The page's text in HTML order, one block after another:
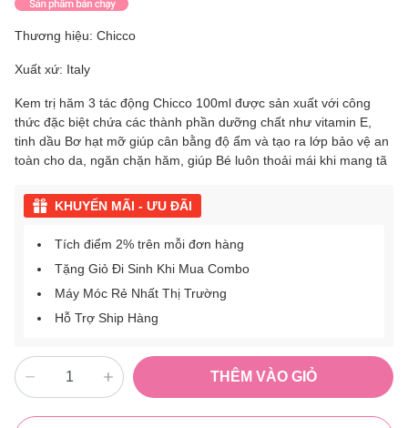
Thương hiệu: Chicco
Xuất xứ: Italy
Kem trị hăm 3 tác động Chicco 100ml được sản xuất với công
thức đặc biệt chứa các thành phần dưỡng chất như vitamin E,
tinh dầu Bơ hạt mỡ giúp cân bằng độ ẩm và tạo ra lớp bảo vệ an
toàn cho da, ngăn chặn hăm, giúp Bé luôn thoải mái khi mang tã
KHUYẾN MÃI - ƯU ĐÃI
Tích điểm 2% trên mỗi đơn hàng
Tặng Giỏ Đi Sinh Khi Mua Combo
Máy Móc Rẻ Nhất Thị Trường
Hỗ Trợ Ship Hàng
THÊM VÀO GIỎ